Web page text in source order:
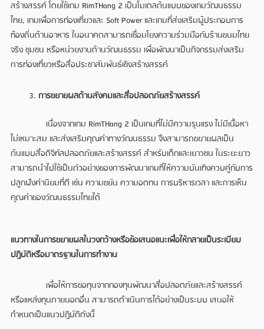
สร้างสรรค์ โดยใช้เกม RimTHang 2 เป็นโมเดลต้นแบบของเกมวัฒนธรรม
ไทย, เกมเพื่อการท่องเที่ยวและ Soft Power และเกมที่ส่งเสริมผู้ประกอบการ
ท้องถิ่นด้านอาหาร ในอนาคตสามารถเชื่อมโยงความร่วมมือกับร้านขนมไทย
จริง ชุมชน หรือหน่วยงานด้านวัฒนธรรม เพื่อพัฒนาเป็นกิจกรรมส่งเสริม
การท่องเที่ยวหรือสื่อประชาสัมพันธ์เชิงสร้างสรรค์
การขยายผลด้านสังคมและสื่อปลอดภัยสร้างสรรค์
เนื่องจากเกม RimTHang 2 เป็นเกมที่ไม่มีความรุนแรง ไม่มีเนื้อหา
ไม่เหมาะสม และส่งเสริมคุณค่าทางวัฒนธรรม จึงสามารถขยายผลเป็น
ต้นแบบสื่อดิจิทัลปลอดภัยและสร้างสรรค์ สำหรับเด็กและเยาวชน ในระยะยาว
สามารถนำไปใช้เป็นตัวอย่างของการพัฒนาเกมที่ให้ความบันเทิงควบคู่กับการ
ปลูกฝังค่านิยมที่ดี เช่น ความขยัน ความอดทน การบริหารเวลา และการเห็น
คุณค่าของวัฒนธรรมไทยได้
แนวทางในการขยายผลในวงกว้างหรือข้อเสนอแนะเพื่อให้กลายเป็นระเบียบ
ปฏิบัติหรือมาตรฐานในการทำงาน
เพื่อให้การขอทุนจากกองทุนพัฒนาสื่อปลอดภัยและสร้างสรรค์
หรือแหล่งทุนภายนอกอื่น สามารถดำเนินการได้อย่างเป็นระบบ เสนอให้
กำหนดเป็นแนวปฏิบัติดังนี้